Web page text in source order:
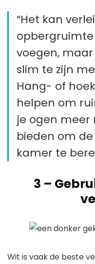
“Het kan
voegen,
slim te zijn
Hang- of
helpen om
je ogen
bieden om
kamer te
3 –
Wit is vaak de beste